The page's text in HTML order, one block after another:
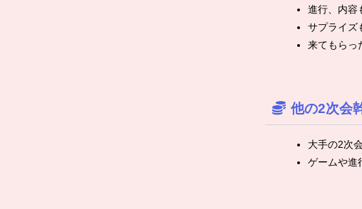
進行、内容
サプライズ
来てもらっ
他の2次会
大手の2次
ゲームや進